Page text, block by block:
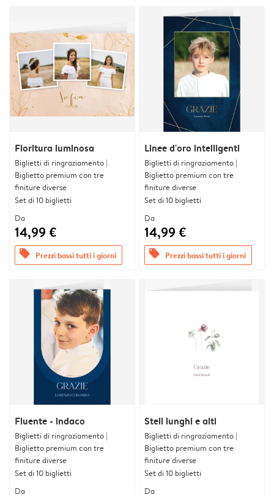
Fioritura luminosa
Biglietti di ringraziamento |
Biglietto premium con tre
finiture diverse
Set di 10 biglietti
Da
14,99 €
offers Prezzi bassi tutti i giorni
Linee d'oro intelligenti
Biglietti di ringraziamento |
Biglietto premium con tre
finiture diverse
Set di 10 biglietti
Da
14,99 €
offers Prezzi bassi tutti i giorni
Fluente - indaco
Biglietti di ringraziamento |
Biglietto premium con tre
finiture diverse
Set di 10 biglietti
Da
Steli lunghi e alti
Biglietti di ringraziamento |
Biglietto premium con tre
finiture diverse
Set di 10 biglietti
Da